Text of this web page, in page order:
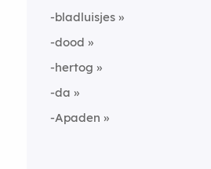
-bladluisjes
-dood
-hertog
-da
-Apaden